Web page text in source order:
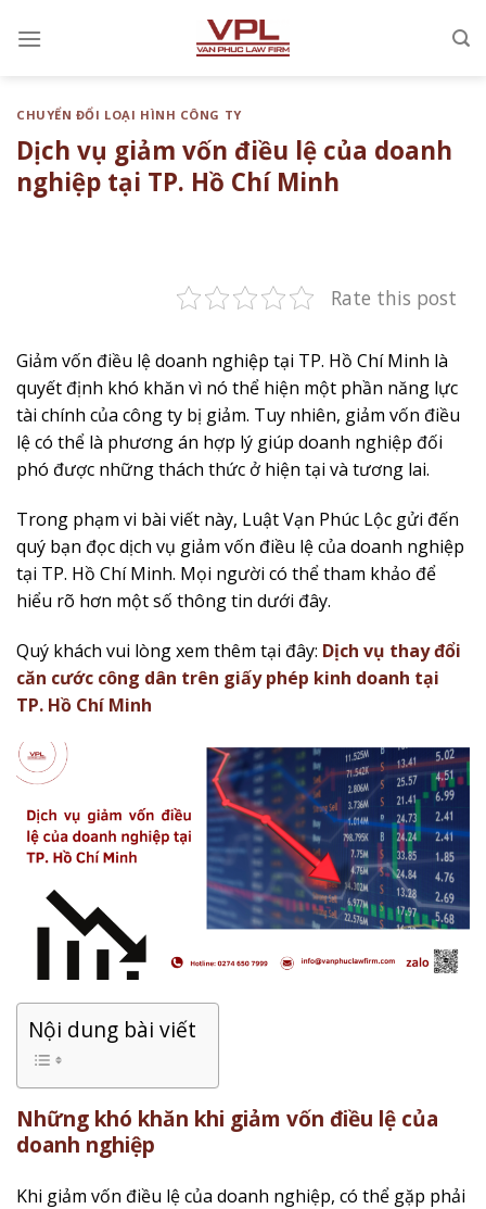
đến
CHUYỂN ĐỔI LOẠI HÌNH CÔNG TY
Dịch vụ giảm vốn điều lệ của doanh
nghiệp tại TP. Hồ Chí Minh
Rate this post
Giảm vốn điều lệ doanh nghiệp tại TP. Hồ Chí Minh là
quyết định khó khăn vì nó thể hiện một phần năng lực
tài chính của công ty bị giảm. Tuy nhiên, giảm vốn điều
lệ có thể là phương án hợp lý giúp doanh nghiệp đối
phó được những thách thức ở hiện tại và tương lai.
Trong phạm vi bài viết này, Luật Vạn Phúc Lộc gửi đến
quý bạn đọc dịch vụ giảm vốn điều lệ của doanh nghiệp
tại TP. Hồ Chí Minh. Mọi người có thể tham khảo để
hiểu rõ hơn một số thông tin dưới đây.
Quý khách vui lòng xem thêm tại đây: Dịch vụ thay đổi
căn cước công dân trên giấy phép kinh doanh tại
TP. Hồ Chí Minh
Nội dung bài viết
Những khó khăn khi giảm vốn điều lệ của
doanh nghiệp
Khi giảm vốn điều lệ của doanh nghiệp, có thể gặp phải